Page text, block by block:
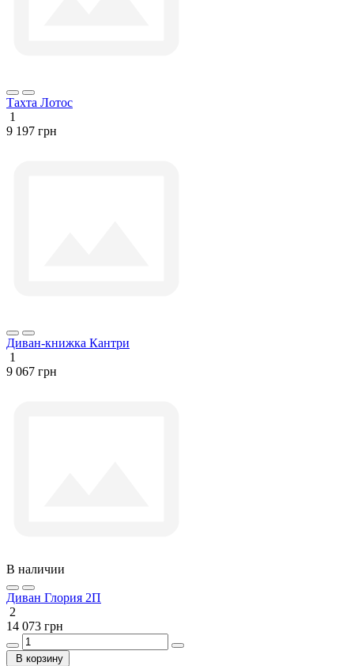
Тахта Лотос
1
9 197 грн
Диван-книжка Кантри
1
9 067 грн
В наличии
Диван Глория 2П
2
14 073 грн
В корзину